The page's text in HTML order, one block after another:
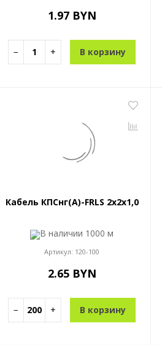
1.97 BYN
− + В корзину
Кабель КПСнг(A)-FRLS 2x2x1,0
В наличии 1000 м
Артикул: 120-100
2.65 BYN
− + В корзину